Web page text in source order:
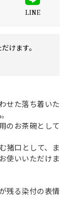
LINE
けます。
せた落ち着いた
のお茶碗として
猪口として、ま
使いいただけま
残る染付の表情